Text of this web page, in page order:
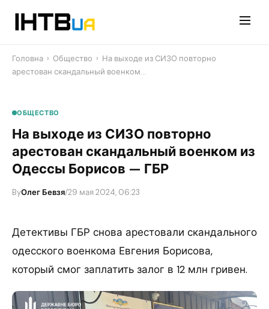
Головна › Общество › На выходе из СИЗО повторно
арестован скандальный военком…
ОБЩЕСТВО
На выходе из СИЗО повторно
арестован скандальный военком из
Одессы Борисов — ГБР
ByОлег Бевзя/29 мая 2024, 06:23
​Детективы ГБР снова арестовали скандального
одесского военкома Евгения Борисова,
который смог заплатить залог в 12 млн гривен.